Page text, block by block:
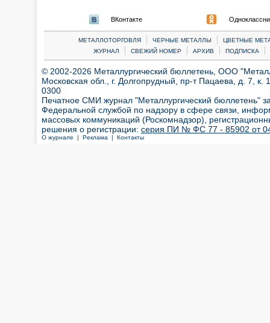
ВКонтакте
МЕТАЛЛОТОРГОВЛЯ | ЧЕРНЫЕ МЕТАЛЛЫ |
ЦВЕТНЫЕ
ЖУРНАЛ
| СВЕЖИЙ НОМЕР | АРХИВ | ПОДПИСКА |
© 2002-2026 Металлургический бюллетень, ООО
Московская обл., г. Долгопрудный, пр-т Пацаева, д. 7,
0300
Печатное СМИ журнал "Металлургический бюллетень"
Федеральной службой по надзору в сфере связи,
массовых коммуникаций (Роскомнадзор),
решения о регистрации: серия ПИ № ФС 77 - 85902 от 04
О журнале | Реклама | Контакты